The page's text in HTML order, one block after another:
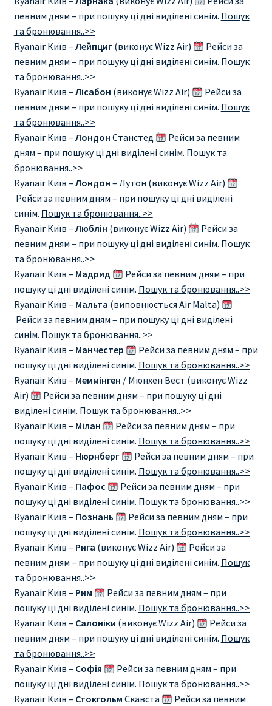
ПРАВИЛА RYANAIR В АЭРОПОРТУ И НА БОРТУ
ПРАВИЛА ПРОВОЗА БАГАЖА RYANAIR
ПУТЕШЕСТВИЕ С ДЕТЬМИ И МЛАДЕНЦАМИ
РЕЙСАМИ RYANAIR
РЕГИСТРАЦИЯ НА РЕЙС И ДОКУМЕНТЫ ДЛЯ
ПУТЕШЕСТВИЯ РЕЙСАМИ RYANAIR
Информация по бронированию билетов Ryanair
КАК НАЙТИ ДЕШЕВЫЙ БИЛЕТ
Кипр
КУПИТЬ АВИАБИЛЕТЫ ДЕШЕВО
Милан
Париж
ПРАВИЛА РЕГИСТРАЦИИ
ПРИЛОЖЕНИЕ RYANAIR НА РУССКОМ
ПРОВОЗ БАГАЖА RYANAIR – ПРАВИЛА
РАЙАНЭЙР НА РУССКОМ | КНФТФШК
РЕГИСТРАЦИЯ НА РЕЙС RYANAIR
Регистрация ребенка на рейс RYANAIR
Рим
Рождественские направления от € 9
Райнэйр на русском
О сайте
певним дням – при пошуку ці дні виділені синім. Пошук
та бронювання..>>
Ryanair Київ – Лейпциг(виконує Wizz Air)
Рейси за
певним дням – при пошуку ці дні виділені синім. Пошук
та бронювання..>>
Ryanair Київ – Лісабон (виконує Wizz Air)
Рейси за
певним дням – при пошуку ці дні виділені синім. Пошук
та бронювання..>>
Ryanair Київ – Лондон Станстед
Рейси за певним
дням – при пошуку ці дні виділені синім. Пошук та
бронювання..>>
Ryanair Київ – Лондон – Лутон (виконує Wizz Air)
Рейси за певним дням – при пошуку ці дні виділені
синім. Пошук та бронювання..>>
Ryanair Київ – Люблін (виконує Wizz Air)
Рейси за
певним дням – при пошуку ці дні виділені синім. Пошук
та бронювання..>>
Ryanair Київ – Мадрид
Рейси за певним дням – при
пошуку ці дні виділені синім. Пошук та бронювання..>>
Ryanair Київ – Мальта (виповнюється Air Malta)
Рейси за певним дням – при пошуку ці дні виділені
синім. Пошук та бронювання..>>
Ryanair Київ – Манчестер
Рейси за певним дням – при
пошуку ці дні виділені синім. Пошук та бронювання..>>
Ryanair Київ – Меммінген / Мюнхен Вест (виконує Wizz
Air)
Рейси за певним дням – при пошуку ці дні
виділені синім. Пошук та бронювання..>>
Ryanair Київ – Мілан
Рейси за певним дням – при
пошуку ці дні виділені синім. Пошук та бронювання..>>
Ryanair Київ – Нюрнберг
Рейси за певним дням – при
пошуку ці дні виділені синім. Пошук та бронювання..>>
Ryanair Київ – Пафос
Рейси за певним дням – при
пошуку ці дні виділені синім. Пошук та бронювання..>>
Ryanair Київ – Познань
Рейси за певним дням – при
пошуку ці дні виділені синім. Пошук та бронювання..>>
Ryanair Київ – Рига (виконує Wizz Air)
Рейси за
певним дням – при пошуку ці дні виділені синім. Пошук
та бронювання..>>
Ryanair Київ – Рим
Рейси за певним дням – при
пошуку ці дні виділені синім. Пошук та бронювання..>>
Ryanair Київ – Салоніки (виконує Wizz Air)
Рейси за
певним дням – при пошуку ці дні виділені синім. Пошук
та бронювання..>>
Ryanair Київ – Софія
Рейси за певним дням – при
пошуку ці дні виділені синім. Пошук та бронювання..>>
Ryanair Київ – Стокгольм Скавста
Рейси за певним